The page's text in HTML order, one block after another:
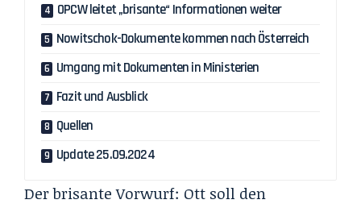
OPCW leitet „brisante“ Informationen weiter
Nowitschok-Dokumente kommen nach Österreich
Umgang mit Dokumenten in Ministerien
Fazit und Ausblick
Quellen
Update 25.09.2024
Der brisante Vorwurf: Ott soll den